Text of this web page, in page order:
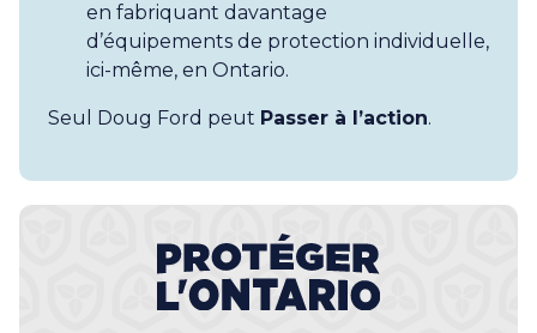
en fabriquant davantage
d’équipements de protection individuelle,
ici-même, en Ontario.
Seul Doug Ford peut Passer à l’action.